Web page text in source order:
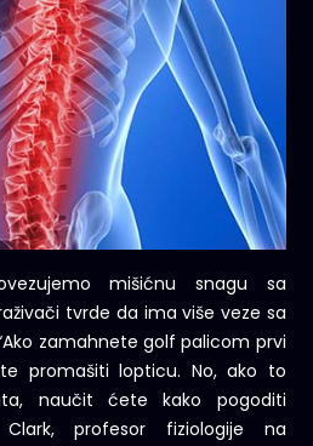
mišićnu snagu sa
tvrde da ima više veze sa
zamahnete golf palicom prvi
promašiti lopticu. No, ako to
naučit ćete kako pogoditi
profesor fiziologije na